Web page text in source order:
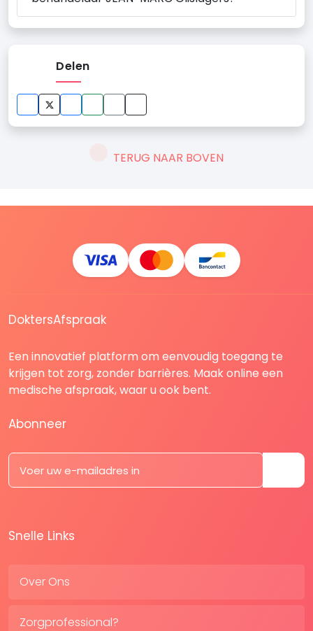
Delen
TERUG NAAR BOVEN
DoktersAfspraak
Een innovatief platform om eenvoudig toegang te
krijgen tot zorg, zonder barrières. Maak online een
medische afspraak, waar u ook bent.
Abonneer
Snelle Links
Over Ons
Zorgprofessional?